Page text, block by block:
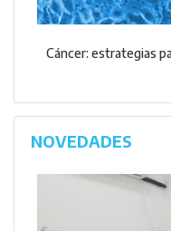
Cáncer: estrategias
NOVEDADES